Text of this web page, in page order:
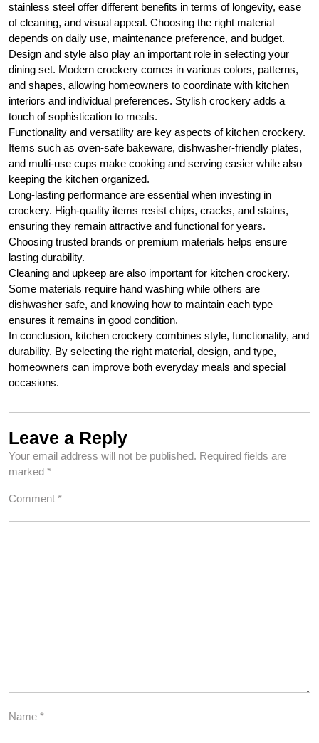
stainless steel offer different benefits in terms of longevity, ease
of cleaning, and visual appeal. Choosing the right material
depends on daily use, maintenance preference, and budget.
Design and style also play an important role in selecting your
dining set. Modern crockery comes in various colors, patterns,
and shapes, allowing homeowners to coordinate with kitchen
interiors and individual preferences. Stylish crockery adds a
touch of sophistication to meals.
Functionality and versatility are key aspects of kitchen crockery.
Items such as oven-safe bakeware, dishwasher-friendly plates,
and multi-use cups make cooking and serving easier while also
keeping the kitchen organized.
Long-lasting performance are essential when investing in
crockery. High-quality items resist chips, cracks, and stains,
ensuring they remain attractive and functional for years.
Choosing trusted brands or premium materials helps ensure
lasting durability.
Cleaning and upkeep are also important for kitchen crockery.
Some materials require hand washing while others are
dishwasher safe, and knowing how to maintain each type
ensures it remains in good condition.
In conclusion, kitchen crockery combines style, functionality, and
durability. By selecting the right material, design, and type,
homeowners can improve both everyday meals and special
occasions.
Leave a Reply
Your email address will not be published. Required fields are
marked *
Comment *
Name *